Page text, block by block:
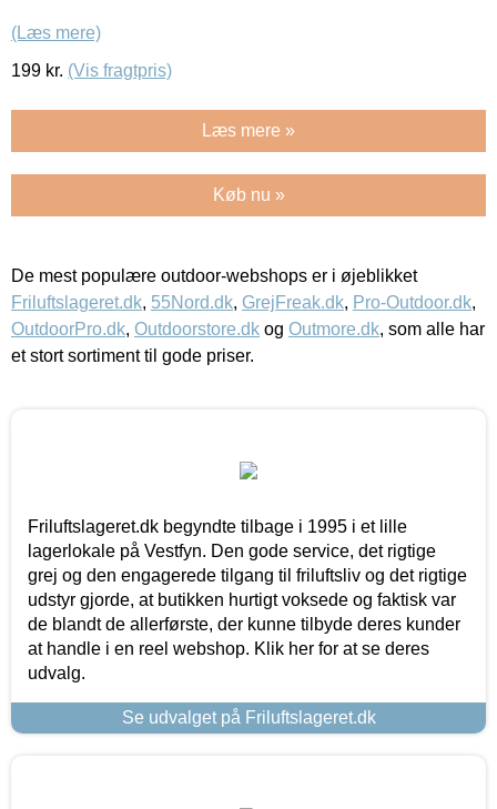
(Læs mere)
199 kr. (Vis fragtpris)
Læs mere »
Køb nu »
De mest populære outdoor-webshops er i øjeblikket
Friluftslageret.dk, 55Nord.dk, GrejFreak.dk, Pro-Outdoor.dk,
OutdoorPro.dk, Outdoorstore.dk og Outmore.dk, som alle har
et stort sortiment til gode priser.
Friluftslageret.dk begyndte tilbage i 1995 i et lille
lagerlokale på Vestfyn. Den gode service, det rigtige
grej og den engagerede tilgang til friluftsliv og det rigtige
udstyr gjorde, at butikken hurtigt voksede og faktisk var
de blandt de allerførste, der kunne tilbyde deres kunder
at handle i en reel webshop. Klik her for at se deres
udvalg.
Se udvalget på Friluftslageret.dk